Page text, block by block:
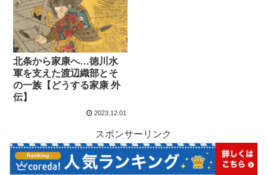
北条から家康へ…徳川水
軍を支えた渡辺織部とそ
の一族【どうする家康 外
伝】
2023.12.01
スポンサーリンク